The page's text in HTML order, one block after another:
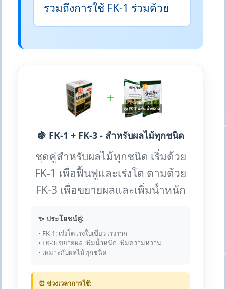
รวมถึงการใช้ FK-1 ร่วมด้วย
+
🍇 FK-1 + FK-3 - สำหรับผลไม้ทุกชนิด
ชุดคู่สำหรับผลไม้ทุกชนิด เริ่มด้วย
FK-1 เพื่อฟื้นฟูและเร่งโต ตามด้วย
FK-3 เพื่อขยายผลและเพิ่มน้ำหนัก
✨ ประโยชน์คู่:
• FK-1: เร่งโต เร่งใบเขียว เร่งราก
• FK-3: ขยายผล เพิ่มน้ำหนัก เพิ่มความหวาน
• เหมาะกับผลไม้ทุกชนิด
⏰ ช่วงเวลาการใช้: